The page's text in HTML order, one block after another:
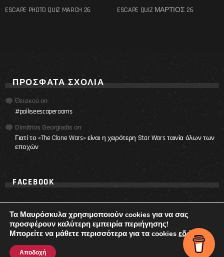
ESCAPE PHOTO QUIZ MARCH 26 ESCAPE QUIZ ΜΑΡΤΙΟΣ 26
ΠΡΌΣΦΑΤΑ ΣΧΌΛΙΑ
Θειακού on
#paikseescaperooms
Dimitrios Georgiadis on
Γιατί το «The Clone Wars» είναι η χειρότερη Star Wars ταινία όλων των
εποχών
FACEBOOK
© 2017 - 2021 Ta Mavroskyla.
Τα Μαυρόσκυλα χρησιμοποιούν cookies για να σας
προσφέρουν καλύτερη εμπειρία περιήγησης!
Μπορείτε να μάθετε περισσότερα για τα cookies εδώ .
Αποδοχή